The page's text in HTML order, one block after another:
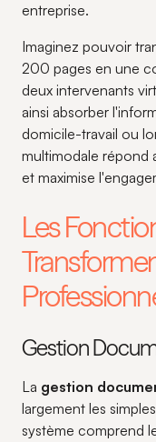
entreprise.
Imaginez pouvoir
200 pages en une
deux intervenants
ainsi absorber
domicile-travail ou
multimodale répond
et maximise
Les
Gestion
La gestion
largement les
système comprend